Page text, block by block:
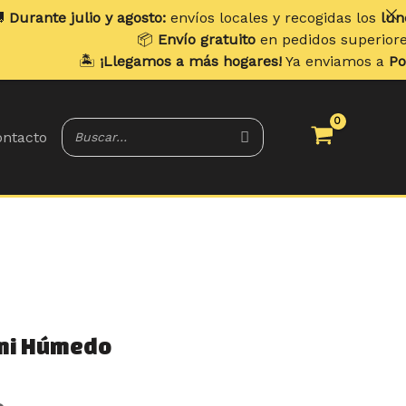
Húmedo
Rango
y agosto:envíos locales y recogidas loslunes. Envíos a
Envío gratuitoen pedidos superiores a 70 €.
¡Llegamos a más hogares!Ya enviamos aPortugal y